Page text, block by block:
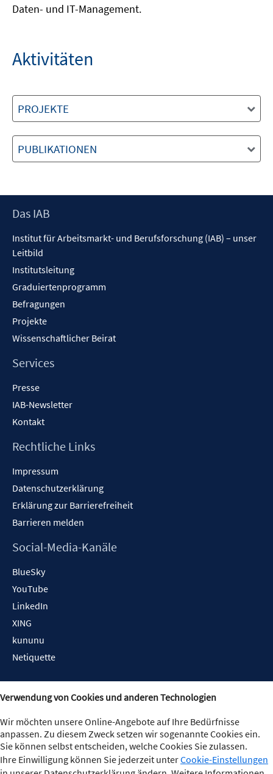
Daten- und IT-Management.
Aktivitäten
PROJEKTE
PUBLIKATIONEN
Footer
Das IAB
Institut für Arbeitsmarkt- und Berufsforschung (IAB) – unser
Leitbild
Institutsleitung
Graduiertenprogramm
Befragungen
Projekte
Wissenschaftlicher Beirat
Services
Presse
IAB-Newsletter
Kontakt
Rechtliche Links
Impressum
Datenschutzerklärung
Erklärung zur Barrierefreiheit
Barrieren melden
Social-Media-Kanäle
BlueSky
YouTube
LinkedIn
XING
kununu
Netiquette
Verwendung von Cookies und anderen Technologien
Wir möchten unsere Online-Angebote auf Ihre Bedürfnisse
anpassen. Zu diesem Zweck setzen wir sogenannte Cookies ein.
Sie können selbst entscheiden, welche Cookies Sie zulassen.
Ihre Einwilligung können Sie jederzeit unterCookie-Einstellungen